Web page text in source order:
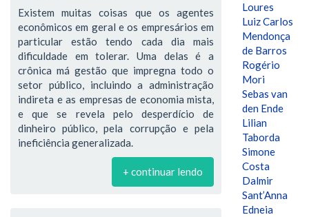
Existem muitas coisas que os agentes
econômicos em geral e os empresários em
particular estão tendo cada dia mais
dificuldade em tolerar. Uma delas é a
crônica má gestão que impregna todo o
setor público, incluindo a administração
indireta e as empresas de economia mista,
e que se revela pelo desperdício de
dinheiro público, pela corrupção e pela
ineficiência generalizada.
+ continuar lendo
Loures
Luiz Carlos
Mendonça
de Barros
Rogério
Mori
Sebas van
den Ende
Lilian
Taborda
Simone
Costa
Dalmir
Sant’Anna
Edneia